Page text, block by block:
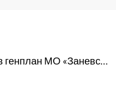
Внесение изменений в генплан МО «Заневское городское поселение»